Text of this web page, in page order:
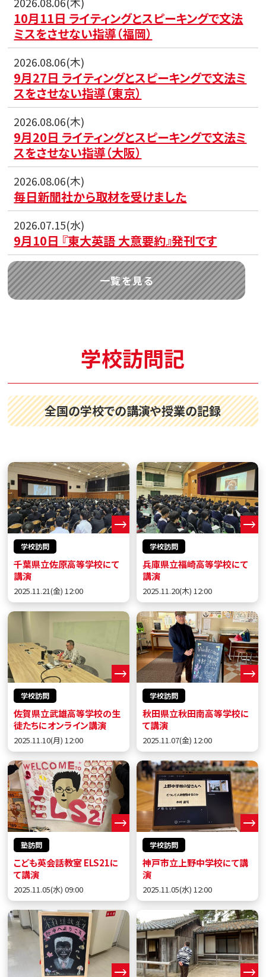
10月11日 ライティングとスピーキングで文法
ミスをさせない指導（福岡）
2026.08.06(木)
9月27日 ライティングとスピーキングで文法ミ
スをさせない指導（東京）
2026.08.06(木)
9月20日 ライティングとスピーキングで文法ミ
スをさせない指導（大阪）
2026.08.06(木)
毎日新聞社から取材を受けました
2026.07.15(水)
9月10日 『東大英語 大意要約』発刊です
一覧を見る
学校訪問記
全国の学校での講演や授業の記録
学校訪問
千葉県立佐原高等学校にて
講演
2025.11.21(金) 12:00
学校訪問
兵庫県立福崎高等学校にて
講演
2025.11.20(木) 12:00
学校訪問
佐賀県立武雄高等学校の生
徒たちにオンライン講演
2025.11.10(月) 12:00
学校訪問
秋田県立秋田南高等学校に
て講演
2025.11.07(金) 12:00
塾訪問
こども英会話教室 ELS21に
て講演
2025.11.05(水) 09:00
学校訪問
神戸市立上野中学校にて講
演
2025.11.05(水) 12:00